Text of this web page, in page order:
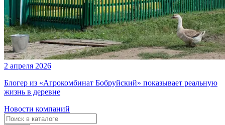
2 апреля 2026
Блогер из «Агрокомбинат Бобруйский» показывает реальную
жизнь в деревне
Новости компаний